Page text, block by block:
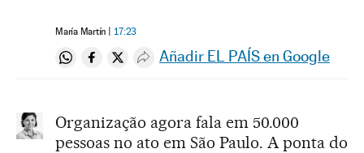
María Martín 17:23
Compartir en Whatsapp
Compartir en Facebook
Compartir en Twitter
Desplegar Redes Sociales
Añadir EL PAÍS en Google
Organização agora fala em 50.000
pessoas no ato em São Paulo. A ponta do